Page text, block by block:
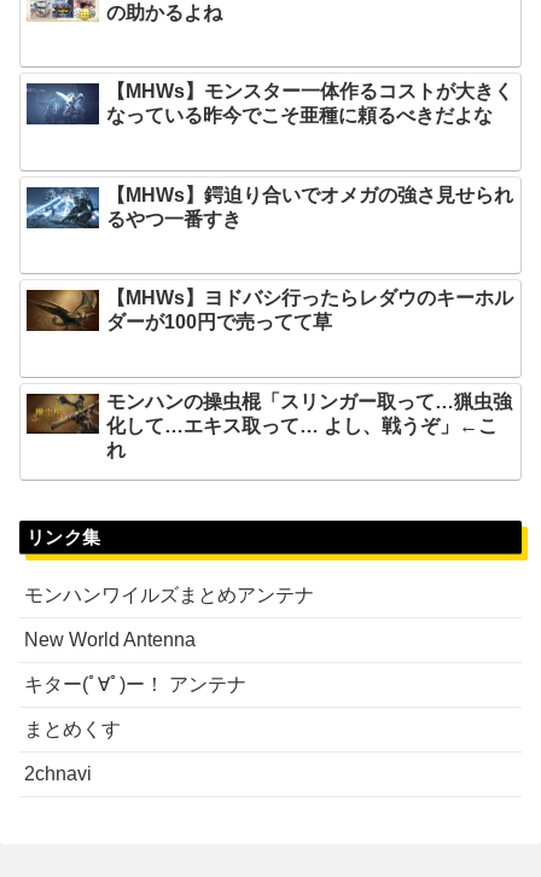
の助かるよね
【MHWs】モンスター一体作るコストが大きく
なっている昨今でこそ亜種に頼るべきだよな
【MHWs】鍔迫り合いでオメガの強さ見せられ
るやつ一番すき
【MHWs】ヨドバシ行ったらレダウのキーホル
ダーが100円で売ってて草
モンハンの操虫棍「スリンガー取って…猟虫強
化して…エキス取って… よし、戦うぞ」←こ
れ
リンク集
モンハンワイルズまとめアンテナ
New World Antenna
キター(ﾟ∀ﾟ)ー！ アンテナ
まとめくす
2chnavi